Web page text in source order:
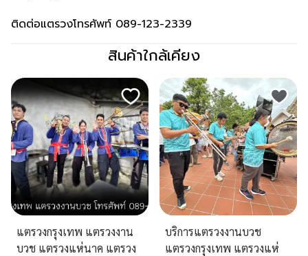
ติดต่อแตรวงโทรศัพท์ 089-123-2339
สินค้าใกล้เคียง
แตรวงกรุงเทพ แตรวงงาน
บวช แตรวงแห่นาค แตรวง
บริการแตรวงงานบวช
แตรวงกรุงเทพ แตรวงแห่